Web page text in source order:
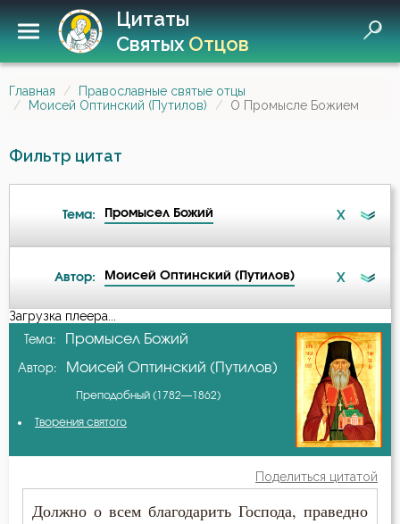
Цитаты
СвятыхОтцов
Главная
Православные святые отцы
Моисей Оптинский (Путилов)
О Промысле Божием
Фильтр цитат
Тема: Промысел Божий X
Бедность
Благодарность
Ближний
Болезнь
Автор: Моисей Оптинский (Путилов) X
А-я
Авва Дорофей
Антоний Великий
Антоний Оптинский (Путилов)
Загрузка плеера...
Тема: Промысел Божий
Автор: Моисей Оптинский (Путилов)
Преподобный (1782—1862)
Творения святого
Поделиться цитатой
Должно о всем благодарить Господа, праведно